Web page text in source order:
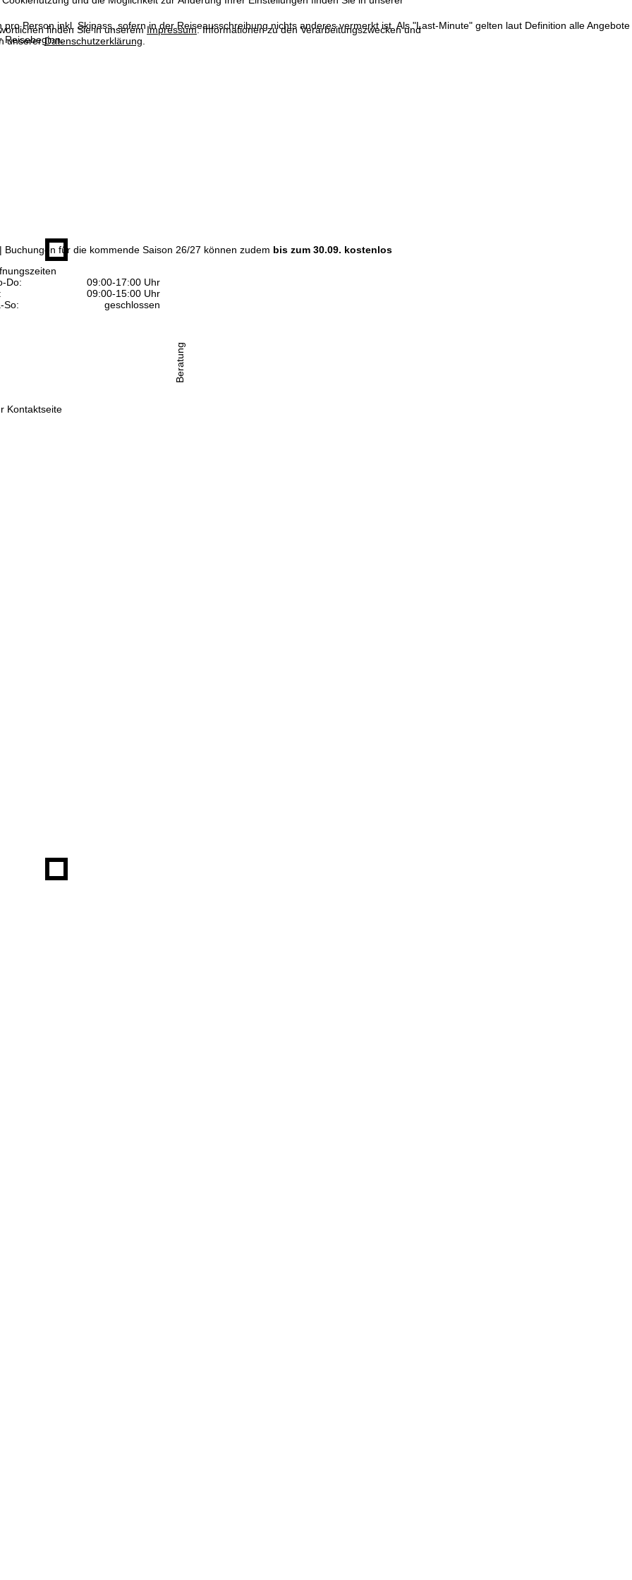
finden Sie in unseremImpressum. Informationen zu den Verarbeitungszwecken und
unsererDatenschutzerklärung
Do:
09:00-17:00 Uhr
09:00-15:00 Uhr
So:
geschlossen
Kontaktseite
Beratung
pro Person inkl. Skipass, sofern in der Reiseausschreibung nichts anderes vermerkt ist. Als "Last-Minute" gelten laut Definition alle Angebote
Reisebeginn.
für die kommende Saison 26/27 können zudem bis zum 30.09. kostenlos